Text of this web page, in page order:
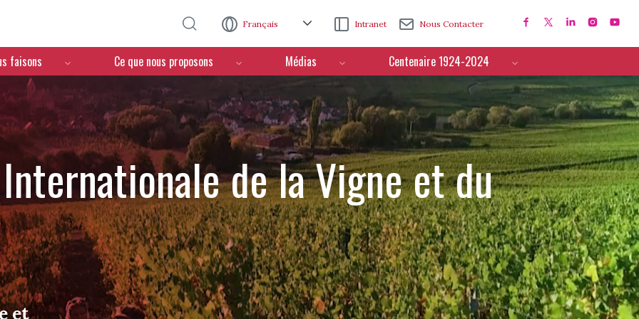
Français Intranet Nous Contacter
faisons Ce que nous proposons Médias Centenaire 1924-2024
de la Vigne et du
et